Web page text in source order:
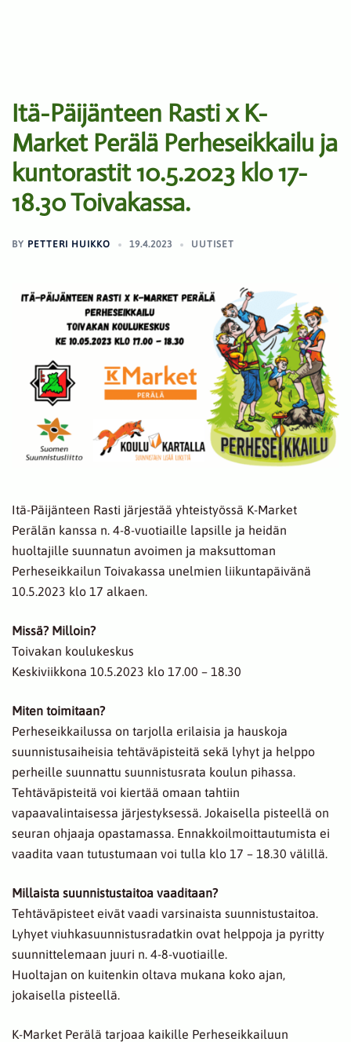
Itä-Päijänteen Rasti x K-
Market Perälä Perheseikkailu ja
kuntorastit 10.5.2023 klo 17-
18.30 Toivakassa.
BY PETTERI HUIKKO 19.4.2023 UUTISET
Itä-Päijänteen Rasti järjestää yhteistyössä K-Market
Perälän kanssa n. 4-8-vuotiaille lapsille ja heidän
huoltajille suunnatun avoimen ja maksuttoman
Perheseikkailun Toivakassa unelmien liikuntapäivänä
10.5.2023 klo 17 alkaen.
Missä? Milloin?
Toivakan koulukeskus
Keskiviikkona 10.5.2023 klo 17.00 – 18.30
Miten toimitaan?
Perheseikkailussa on tarjolla erilaisia ja hauskoja
suunnistusaiheisia tehtäväpisteitä sekä lyhyt ja helppo
perheille suunnattu suunnistusrata koulun pihassa.
Tehtäväpisteitä voi kiertää omaan tahtiin
vapaavalintaisessa järjestyksessä. Jokaisella pisteellä on
seuran ohjaaja opastamassa. Ennakkoilmoittautumista ei
vaadita vaan tutustumaan voi tulla klo 17 – 18.30 välillä.
Millaista suunnistustaitoa vaaditaan?
Tehtäväpisteet eivät vaadi varsinaista suunnistustaitoa.
Lyhyet viuhkasuunnistusradatkin ovat helppoja ja pyritty
suunnittelemaan juuri n. 4-8-vuotiaille.
Huoltajan on kuitenkin oltava mukana koko ajan,
jokaisella pisteellä.
K-Market Perälä tarjoaa kaikille Perheseikkailuun